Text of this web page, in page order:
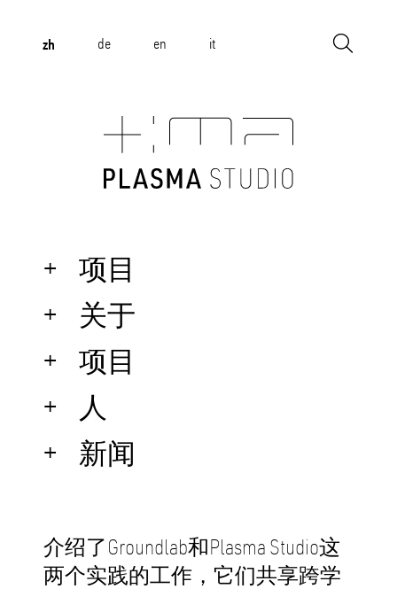
zh de en it
项目
关于
项目
人
新闻
介绍了Groundlab和Plasma Studio这
两个实践的工作，它们共享跨学